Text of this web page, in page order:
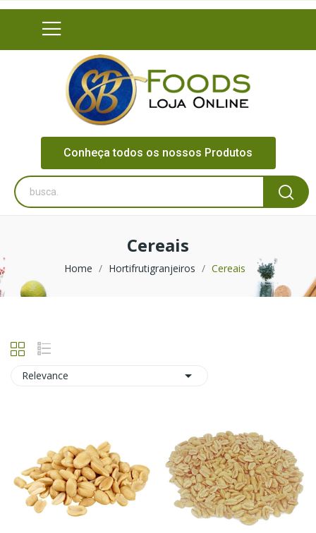
Conheça todos os nossos Produtos
Cereais
Home Hortifrutigranjeiros Cereais
Relevance 